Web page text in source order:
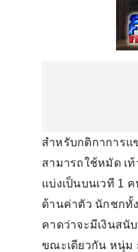
สำหรับกติกาการแ
สามารถใช้หมัด เ
แบ่งเป็นบนเวที 1
ด้านค่าตัว นักชกทั้
คาดว่าจะมีเงินสนั
ขณะเดียวกัน หนุ่ม